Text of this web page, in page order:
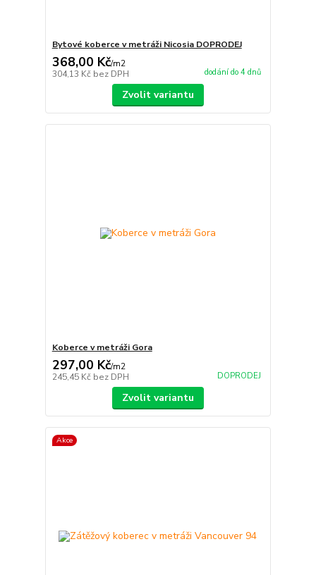
Bytové koberce v metráži Nicosia DOPRODEJ
368,00 Kč/m2
304,13 Kč bez DPH dodání do 4 dnů
Zvolit variantu
Koberce v metráži Gora
297,00 Kč/m2
245,45 Kč bez DPH DOPRODEJ
Zvolit variantu
Akce